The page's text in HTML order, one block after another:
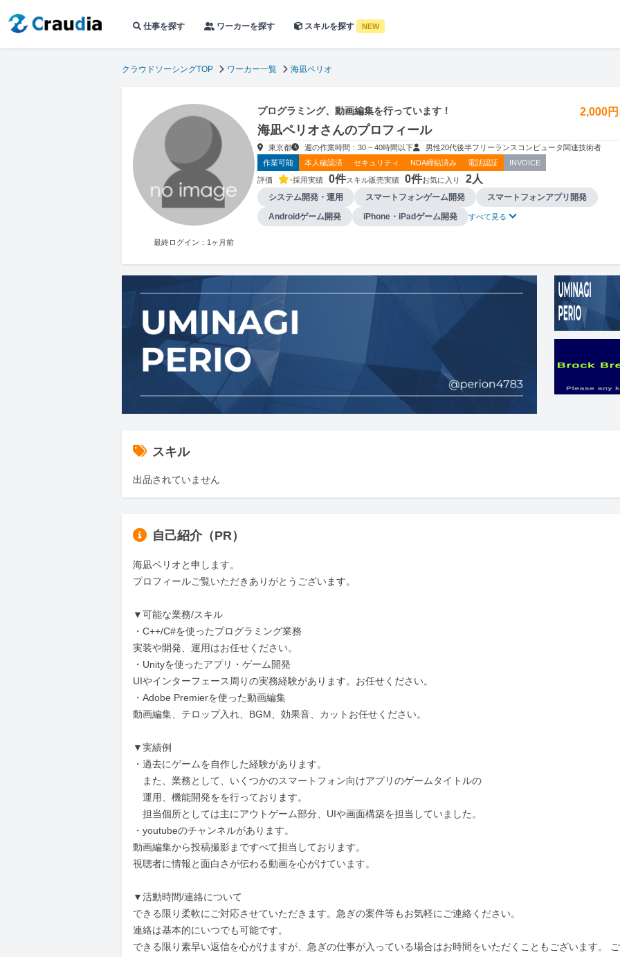
仕事を探す ワーカーを探す スキルを探す NEW
クラウドソーシングTOP ワーカー一覧 海凪ペリオ
最終ログイン：1ヶ月前
プログラミング、動画編集を行っています！ 2,000
海凪ペリオさんのプロフィール
東京都 週の作業時間：30 ~ 40時間以下 男性20代後半フリーランス コンピュータ関連技術者
作業可能
本人確認済 セキュリティ NDA締結済み 電話認証 INVOICE
評価 -採用実績 0件スキル販売実績 0件お気に入り 2人
システム開発・運用 スマートフォンゲーム開発
スマートフォンアプリ開発
Androidゲーム開発
iPhone・iPadゲーム開発 すべて見る
スキル
出品されていません
自己紹介（PR）
海凪ペリオと申します。
プロフィールご覧いただきありがとうございます。
▼可能な業務/スキル
・C++/C#を使ったプログラミング業務
実装や開発、運用はお任せください。
・Unityを使ったアプリ・ゲーム開発
UIやインターフェース周りの実務経験があります。お任せください。
・Adobe Premierを使った動画編集
動画編集、テロップ入れ、BGM、効果音、カットお任せください。
▼実績例
・過去にゲームを自作した経験があります。
また、業務として、いくつかのスマートフォン向けアプリのゲームタイトルの
運用、機能開発をを行っております。
担当個所としては主にアウトゲーム部分、UIや画面構築を担当していました。
・youtubeのチャンネルがあります。
動画編集から投稿撮影まですべて担当しております。
視聴者に情報と面白さが伝わる動画を心がけています。
▼活動時間/連絡について
できる限り柔軟にご対応させていただきます。急ぎの案件等もお気軽にご連絡ください。
連絡は基本的にいつでも可能です。
できる限り素早い返信を心がけますが、急ぎの仕事が入っている場合はお時間をいただくこともございます。